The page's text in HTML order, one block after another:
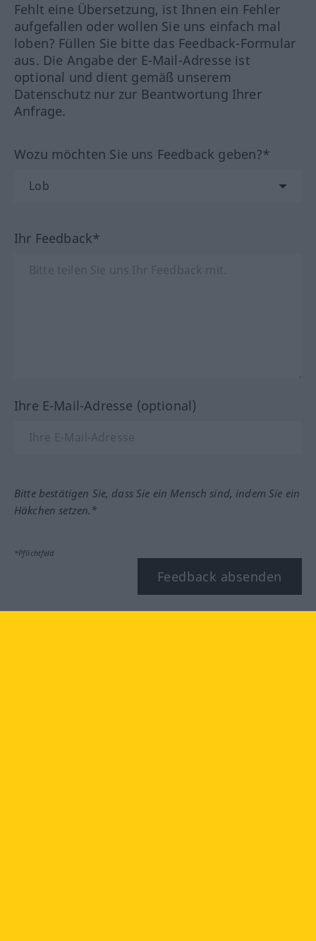
Fehlt eine Übersetzung, ist Ihnen ein Fehler
aufgefallen oder wollen Sie uns einfach mal
loben? Füllen Sie bitte das Feedback-Formular
aus. Die Angabe der E-Mail-Adresse ist
optional und dient gemäß unserem
Datenschutz nur zur Beantwortung Ihrer
Anfrage.
Wozu möchten Sie uns Feedback geben?*
Ihr Feedback*
Ihre E-Mail-Adresse (optional)
Bitte bestätigen Sie, dass Sie ein Mensch sind, indem Sie ein
Häkchen setzen.*
*Pflichtfeld
Feedback absenden